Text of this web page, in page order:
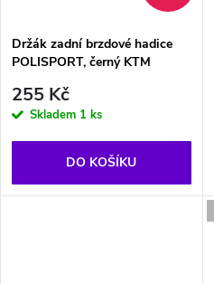
Držák zadní brzdové hadice
POLISPORT, černý KTM
255 Kč
Skladem 1 ks
DO KOŠÍKU